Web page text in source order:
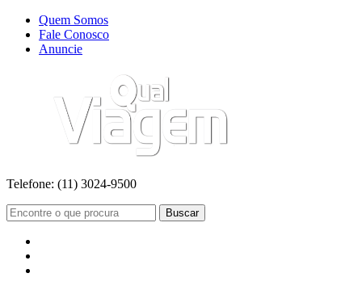
Quem Somos
Fale Conosco
Anuncie
Telefone: (11) 3024-9500
Buscar